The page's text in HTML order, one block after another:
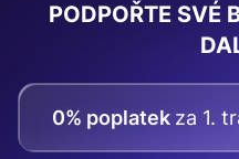
PODPOŘTE SVÉ
0% poplatek za 1.